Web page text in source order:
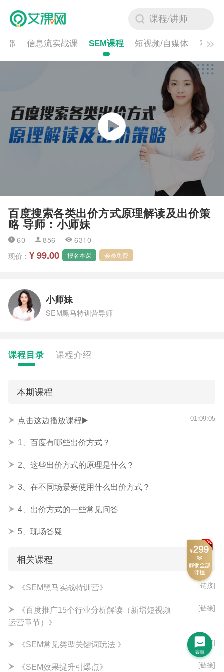
部 信息流实战课 SEM课程 短视频/自媒体 私域/
百度搜索各类出价方式原理解读及出价策
略 导师：小师妹
60 856
6310
现价：¥ 99.00 报名本课 会员免费
小师妹
SEM黑马特训营导师
课程目录 课程介绍
本期课程
点击这边播放课程▶️ 01:09:05
1、百度有哪些出价方式？
2、这些出价方式的原理是什么？
3、在不同场景要使用什么出价方式？
4、出价方式的一些常见问答
5、现场答疑
相关课程
《SEM黑马实战特训营》 [链接]
《百度推广15个行业分析解读（新增短视频
运营章节）》
[链接]
《SEM常见类型关键词玩法 》 [链接]
《SEM效果提升引爆点》 [链接]